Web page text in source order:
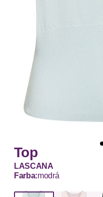
Top
LASCANA
Farba:modrá